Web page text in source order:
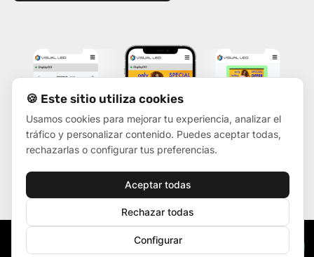
🍪 Este sitio utiliza cookies
Usamos cookies para mejorar tu experiencia, analizar el
tráfico y personalizar contenido. Puedes aceptar todas,
rechazarlas o configurar tus preferencias.
Aceptar todas
Rechazar todas
Configurar